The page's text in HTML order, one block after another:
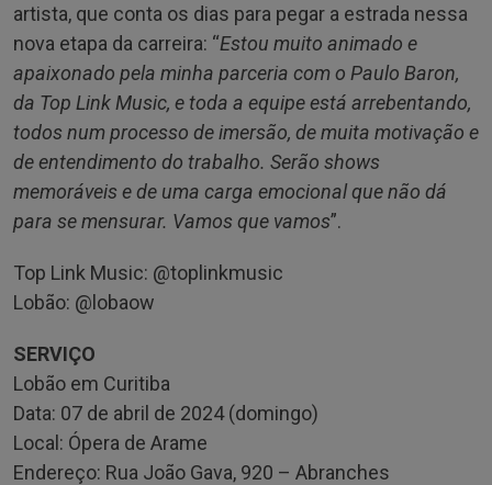
artista, que conta os dias para pegar a estrada nessa
nova etapa da carreira: “Estou muito animado e
apaixonado pela minha parceria com o Paulo Baron,
da Top Link Music, e toda a equipe está arrebentando,
todos num processo de imersão, de muita motivação e
de entendimento do trabalho. Serão shows
memoráveis e de uma carga emocional que não dá
para se mensurar. Vamos que vamos”.
Top Link Music: @toplinkmusic
Lobão: @lobaow
SERVIÇO
Lobão em Curitiba
Data: 07 de abril de 2024 (domingo)
Local: Ópera de Arame
Endereço: Rua João Gava, 920 – Abranches